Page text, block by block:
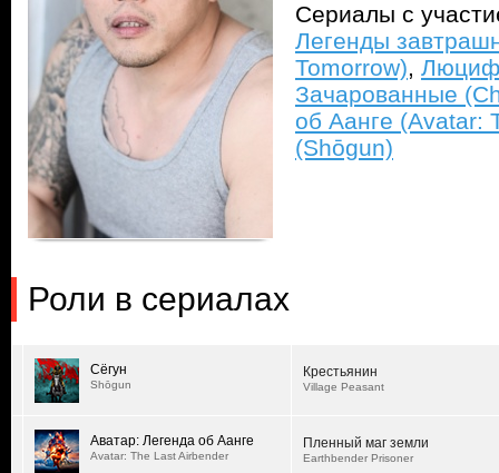
Сериалы с
Легенды
Tomorrow),
Зачарованные
об Аанге (Avatar:
(Shōgun)
Роли в сериалах
Сёгун
Shōgun
Крестьянин
Village Peasant
Аватар: Легенда об Аанге
Avatar: The Last Airbender
Пленный маг земли
Earthbender Prisoner